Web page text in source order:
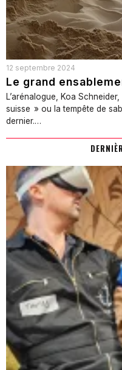
12 septembre 2024
Le grand
L’arénalogue, Koa
suisse » ou la tempête de
dernier.…